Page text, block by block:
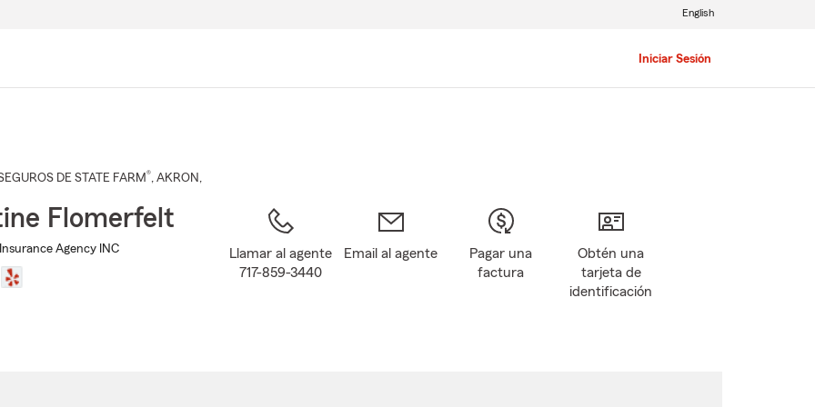
Iniciar Sesión
English
DE STATE FARM®, AKRON ,
Flomerfelt
Agency INC
Llamar al agente
717-859-3440
Email al agente
Pagar una
factura
Obtén una
tarjeta de
identificación